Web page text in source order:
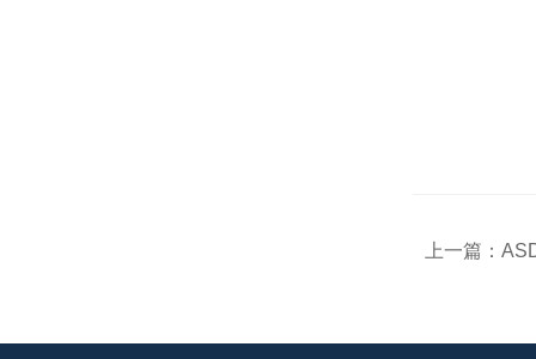
上一篇：